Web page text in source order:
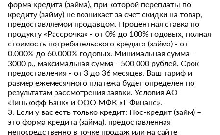
форма кредита (займа), при которой переплаты по
кредиту (займу) не возникает за счет скидки на товар,
предоставляемой продавцом. Процентная ставка по
продукту «Рассрочка» - от 0% до 100% годовых, полная
стоимость потребительского кредита (займа) - от
0.000% до 60.000% годовых. Минимальная сумма -
3000 р., максимальная сумма - 500 000 рублей. Срок
предоставления - от 3 до 36 месяцев. Ваш тариф и
размер ежемесячного платежа будет определен по
результатам рассмотрения заявки. Условия АО
«Тинькофф Банк» и ООО МФК «Т-Финанс».
3. Если у вас есть только кредит: Пос-кредит (займ) –
это форма кредита (займа), предоставленная
непосредственно в точке продаж или на сайте